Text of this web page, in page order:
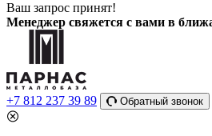
Ваш запрос принят!
Менеджер свяжется с вами в
+7 812 237 39 89 Обратный звонок